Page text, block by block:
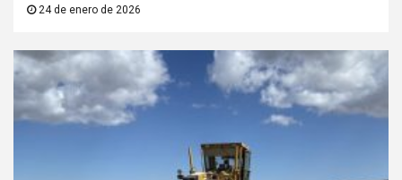
24 de enero de 2026